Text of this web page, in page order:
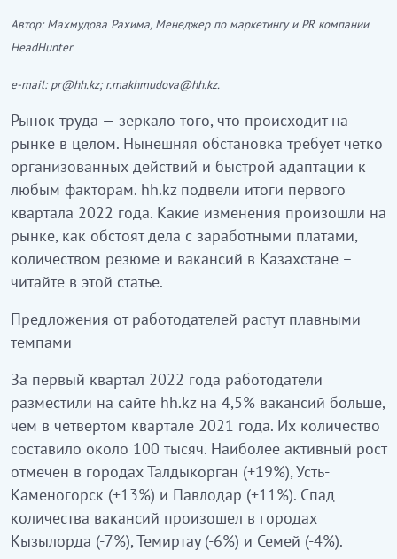
Автор:Махмудова Рахима, Менеджер по маркетингу и PR компании
HeadHunter
e-mail: pr@hh.kz; r.makhmudova@hh.kz.
Рынок труда — зеркало того, что происходит на
рынке в целом. Нынешняя обстановка требует четко
организованных действий и быстрой адаптации к
любым факторам. hh.kz подвели итоги первого
квартала 2022 года. Какие изменения произошли на
рынке, как обстоят дела с заработными платами,
количеством резюме и вакансий в Казахстане –
читайте в этой статье.
Предложения от работодателей растут плавными
темпами
За первый квартал 2022 года работодатели
разместили на сайте hh.kz на 4,5% вакансий больше,
чем в четвертом квартале 2021 года. Их количество
составило около 100 тысяч. Наиболее активный рост
отмечен в городах Талдыкорган (+19%), Усть-
Каменогорск (+13%) и Павлодар (+11%). Спад
количества вакансий произошел в городах
Кызылорда (-7%), Темиртау (-6%) и Семей (-4%).